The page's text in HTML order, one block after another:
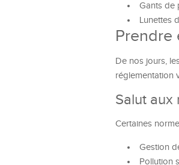
Gants de
Lunettes
Prendre
De nos jours,
réglementation
Salut aux
Certaines
Gestion
Pollution